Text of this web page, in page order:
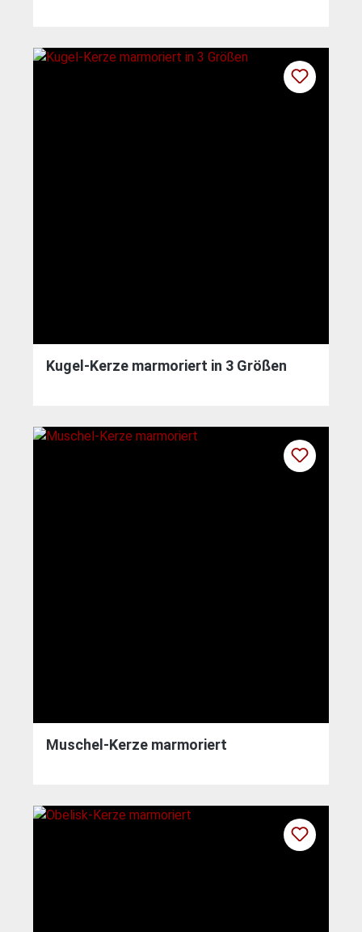
Kugel-Kerze marmoriert in 3 Größen
Muschel-Kerze marmoriert